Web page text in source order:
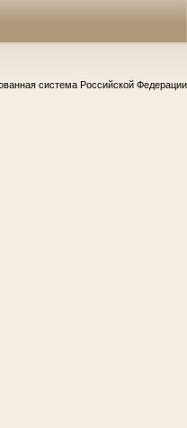
система Российской